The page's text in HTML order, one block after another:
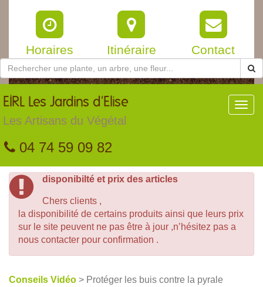
Horaires Itinéraire Contact
EIRL Les Jardins d'Elise
Les Artisans du Végétal
04 74 59 09 82
disponibilté et prix des articles
Chers clients ,
la disponibilité de certains produits ainsi que leurs prix
sur le site peuvent ne pas être à jour ,n’hésitez pas a
nous contacter pour confirmation .
Conseils Vidéo > Protéger les buis contre la pyrale